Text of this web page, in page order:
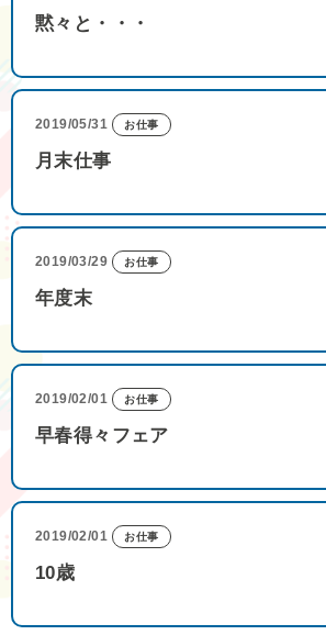
黙々と・・・
2019/05/31 お仕事
月末仕事
2019/03/29 お仕事
年度末
2019/02/01 お仕事
早春得々フェア
2019/02/01 お仕事
10歳